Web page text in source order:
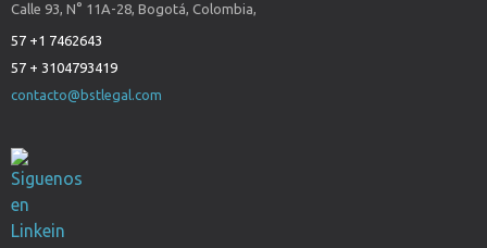
Calle 93, N° 11A-28, Bogotá, Colombia,
57 +1 7462643
57 + 3104793419
contacto@bstlegal.com